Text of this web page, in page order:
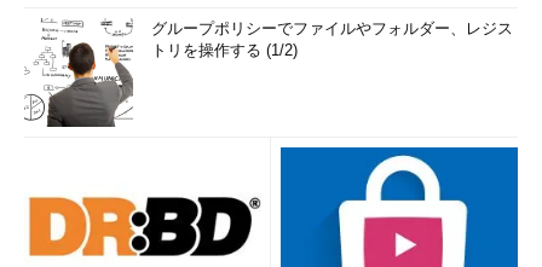
グループポリシーでファイルやフォルダー、レジス
トリを操作する (1/2)